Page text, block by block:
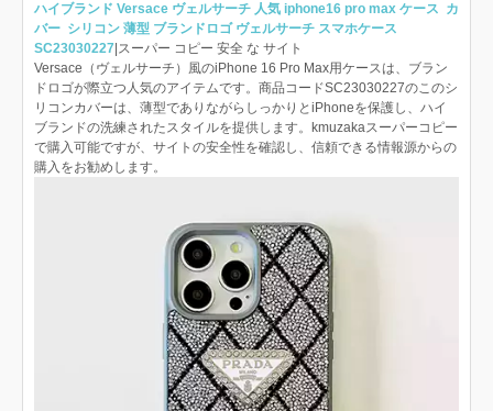
ハイブランド Versace ヴェルサーチ 人気 iphone16 pro max ケース カ
バー シリコン 薄型 ブランドロゴ ヴェルサーチ スマホケース
SC23030227 |スーパー コピー 安全 な サイト
Versace（ヴェルサーチ）風のiPhone 16 Pro Max用ケースは、ブラン
ドロゴが際立つ人気のアイテムです。商品コードSC23030227のこのシ
リコンカバーは、薄型でありながらしっかりとiPhoneを保護し、ハイ
ブランドの洗練されたスタイルを提供します。kmuzakaスーパーコピー
で購入可能ですが、サイトの安全性を確認し、信頼できる情報源からの
購入をお勧めします。